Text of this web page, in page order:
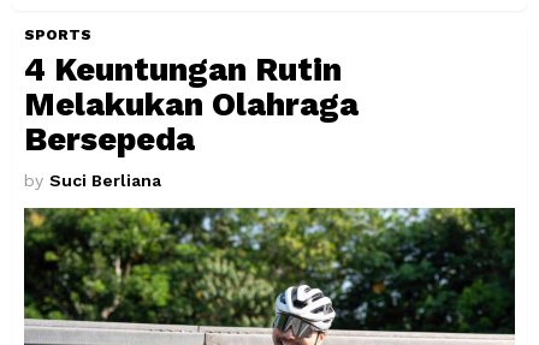
SPORTS
4 Keuntungan Rutin
Melakukan Olahraga
Bersepeda
by Suci Berliana